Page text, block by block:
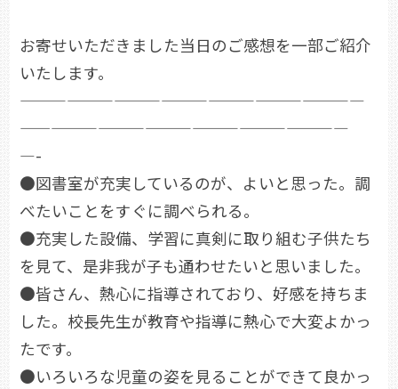
お寄せいただきました当日のご感想を一部ご紹介
いたします。
——————————————————————
—————————————————————
—-
●図書室が充実しているのが、よいと思った。調
べたいことをすぐに調べられる。
●充実した設備、学習に真剣に取り組む子供たち
を見て、是非我が子も通わせたいと思いました。
●皆さん、熱心に指導されており、好感を持ちま
した。校長先生が教育や指導に熱心で大変よかっ
たです。
●いろいろな児童の姿を見ることができて良かっ